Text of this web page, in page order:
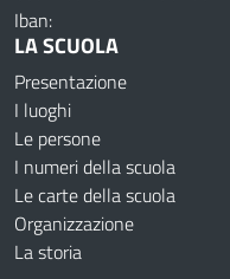
Iban:
LA SCUOLA
Presentazione
I luoghi
Le persone
I numeri della scuola
Le carte della scuola
Organizzazione
La storia